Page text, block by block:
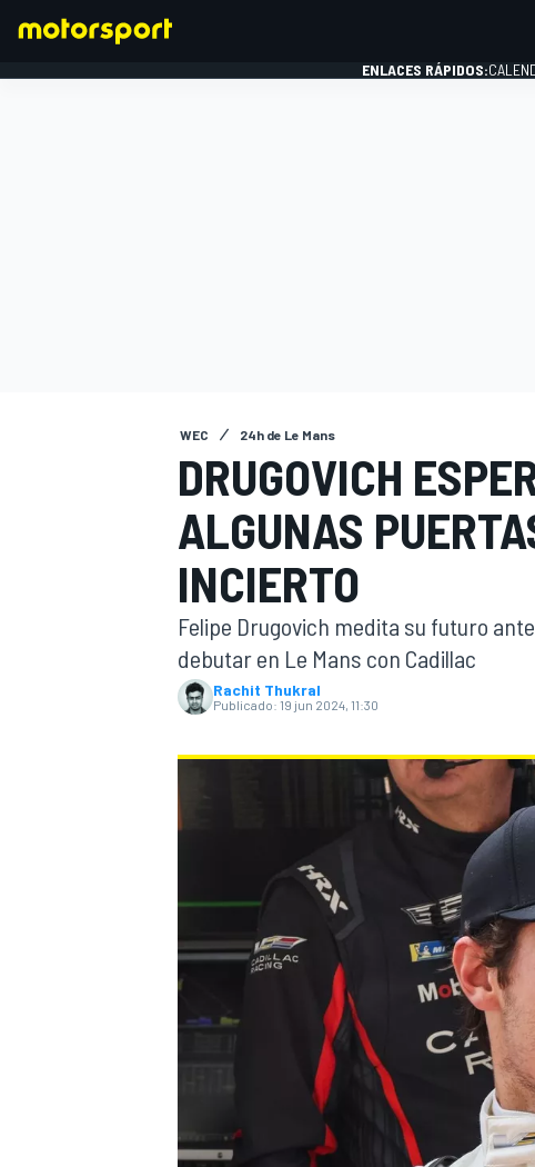
INDYCAR
ENLACES RÁPIDOS:
WEC 24h de Le Mans
DRUGOVICH
ALGUNAS
INCIERTO
Felipe Drugovich medita su futuro
debutar en Le Mans con Cadillac
Rachit Thukral
Publicado: 19 jun 2024, 11:30